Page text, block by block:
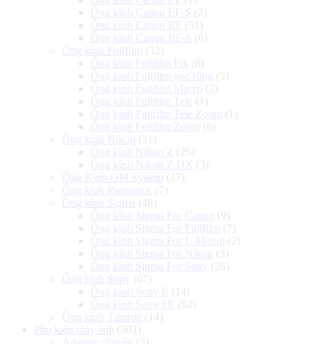
Ống kính Canon EF-S (2)
Ống kính Canon RF
(51)
Ống kính Canon RF-S (6)
Ống kính Fujifilm (32)
Ống kính Fujifilm Fix (8)
Ống kính Fujifilm góc rộng (5)
Ống kính Fujifilm Macro (2)
Ống kính Fujifilm Tele (1)
Ống kính Fujifilm Tele Zoom (1)
Ống kính Fujifilm Zoom (6)
Ống kính Nikon
(31)
Ống kính Nikon Z (25)
Ống kính Nikon Z DX (3)
Ống Kính OM System (17)
Ống kính Panasonic (7)
Ống kính Sigma (48)
Ống kính Sigma For Canon
(9)
Ống kính Sigma For Fujifilm (7)
Ống kính Sigma For L-Mount (2)
Ống kính Sigma For Nikon
(3)
Ống kính Sigma For Sony (26)
Ống kính Sony (67)
Ống kính Sony E
(14)
Ống kính Sony FE
(52)
Ống kính Tamron
(14)
Phụ kiện máy ảnh
(601)